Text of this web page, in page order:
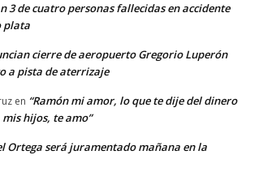
3 de cuatro personas fallecidas en accidente
plata
cierre de aeropuerto Gregorio Luperón
a pista de aterrizaje
en “Ramón mi amor, lo que te dije del dinero
hijos, te amo”
Ortega será juramentado mañana en la